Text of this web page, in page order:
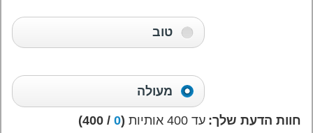
טוב
מעולה
חוות הדעת שלך: עד 400 אותיות (
0
/ 400)